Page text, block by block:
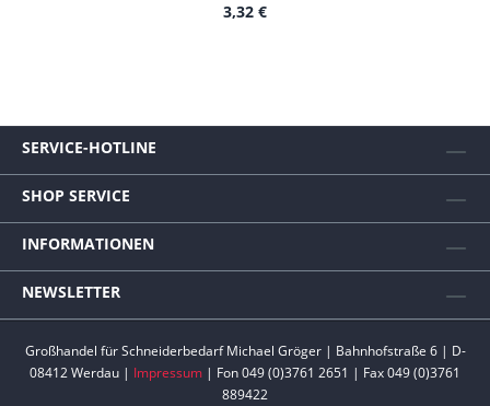
3,32 €
SERVICE-HOTLINE
SHOP SERVICE
INFORMATIONEN
NEWSLETTER
Großhandel für Schneiderbedarf Michael Gröger | Bahnhofstraße 6 | D-
08412 Werdau | Impressum | Fon 049 (0)3761 2651 | Fax 049 (0)3761
889422